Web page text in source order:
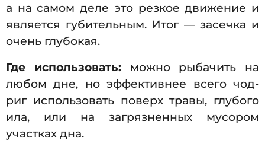
а на самом деле это резкое движение и
является губительным. Итог — засечка и
очень глубокая.
Где использовать:можно рыбачить на
любом дне, но эффективнее всего чод-
риг использовать поверх травы, глубого
ила, или на загрязненных мусором
участках дна.